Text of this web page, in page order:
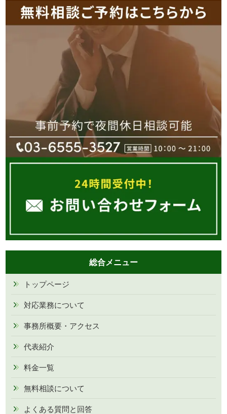
総合メニュー
トップページ
対応業務について
事務所概要・アクセス
代表紹介
料金一覧
無料相談について
よくある質問と回答